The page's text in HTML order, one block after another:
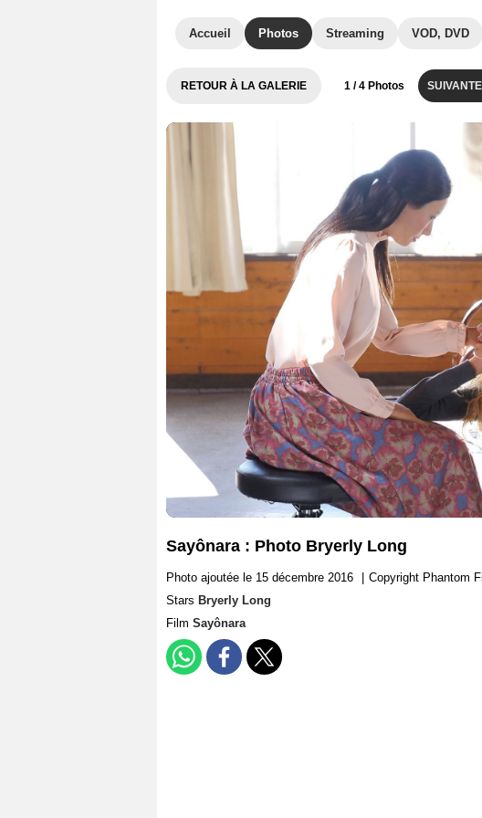
Accueil Photos Streaming VOD, DVD
RETOUR À LA GALERIE 1 / 4 Photos SUIVANTE
Sayônara : Photo Bryerly Long
Photo ajoutée le 15 décembre 2016
Copyright Phantom
Stars Bryerly Long
Film Sayônara